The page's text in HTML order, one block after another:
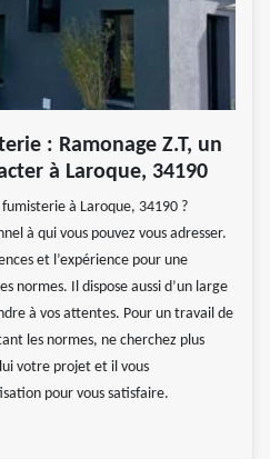
: Ramonage Z.T, un
à Laroque, 34190
à Laroque, 34190 ?
à qui vous pouvez vous adresser.
et l’expérience pour une
normes. Il dispose aussi d’un large
à vos attentes. Pour un travail de
les normes, ne cherchez plus
votre projet et il vous
pour vous satisfaire.